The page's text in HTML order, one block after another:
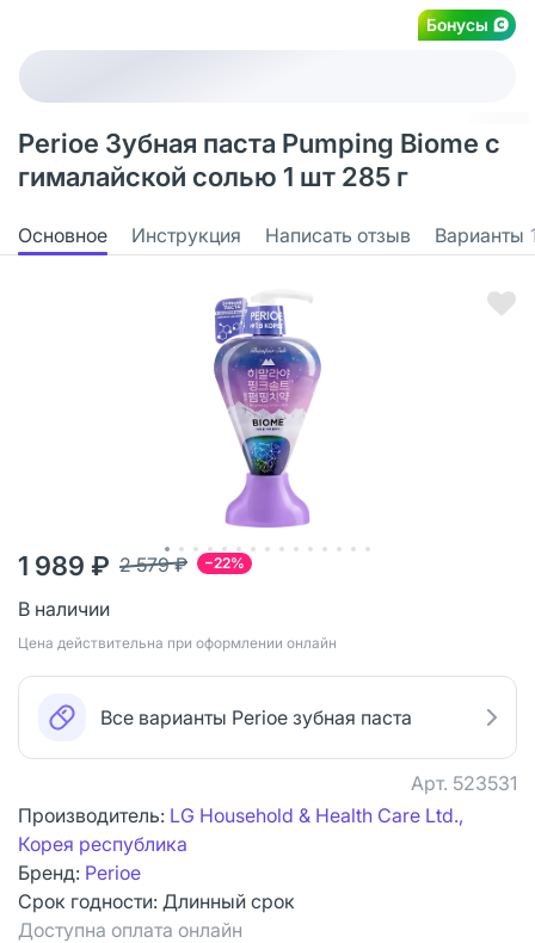
Бонусы
Perioe Зубная паста Pumping Biome с
гималайской солью 1 шт 285 г
Основное Инструкция Написать отзыв Варианты
−22%
2 579 ₽
1 989 ₽
В наличии
Цена действительна при оформлении онлайн
Все варианты Perioe зубная паста
Арт. 523531
Производитель: LG Household & Health Care Ltd.,
Корея республика
Бренд: Perioe
Срок годности: Длинный срок
Доступна оплата онлайн